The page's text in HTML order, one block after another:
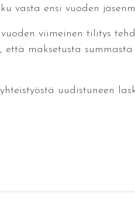
vasta ensi vuoden
viimeinen tilitys
että maksetusta
uudistuneen